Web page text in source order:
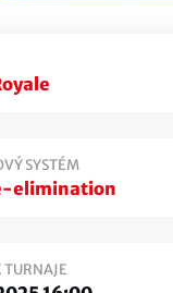
se do turnaje
SYSTÉM
elimination
TURNAJE